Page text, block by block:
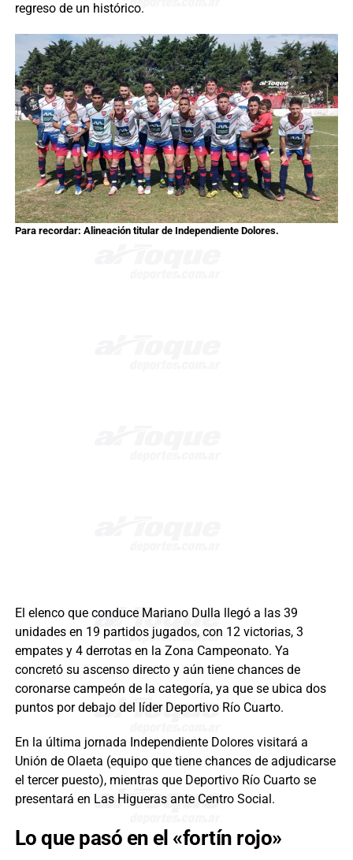
regreso de un histórico.
Para recordar: Alineación titular de Independiente Dolores.
El elenco que conduce Mariano Dulla llegó a las 39
unidades en 19 partidos jugados, con 12 victorias, 3
empates y 4 derrotas en la Zona Campeonato. Ya
concretó su ascenso directo y aún tiene chances de
coronarse campeón de la categoría, ya que se ubica dos
puntos por debajo del líder Deportivo Río Cuarto.
En la última jornada Independiente Dolores visitará a
Unión de Olaeta (equipo que tiene chances de adjudicarse
el tercer puesto), mientras que Deportivo Río Cuarto se
presentará en Las Higueras ante Centro Social.
Lo que pasó en el «fortín rojo»